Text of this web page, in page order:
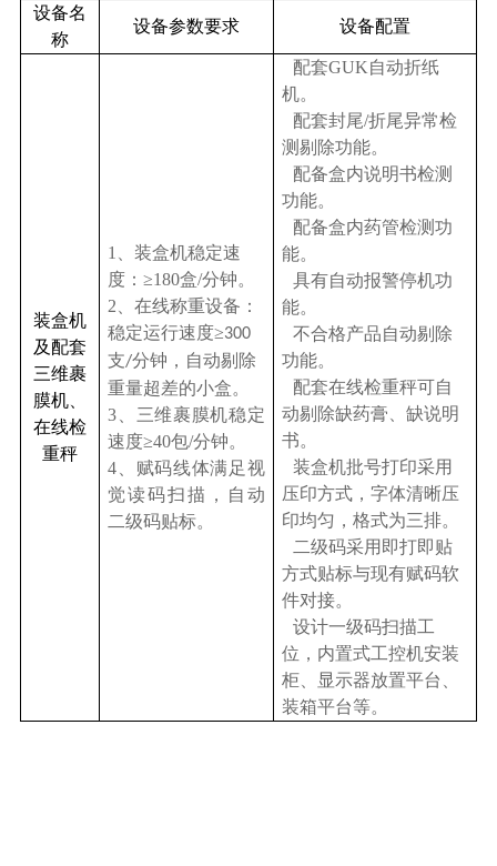
设备名
称
设备参数要求 设备配置
装盒机
及配套
三维裹
膜机、
在线检
重秤
1
、装盒机稳定速
度：≥180盒/分钟。
2 、在线称重设备：
稳定运行速度≥300
支/分钟， 自动剔除
重量超差的小盒。
3 、三维裹膜机稳定
速度≥40包/分钟。
4 、赋码线体满足视
觉读码扫描，自动
二级码贴标。
配套GUK自动折纸
机。
配套封尾/折尾异常检
测剔除功能。
配备盒内说明书检测
功能。
配备盒内药管检测功
能。
具有自动报警停机功
能。
不合格产品自动剔除
功能。
配套在线检重秤可自
动剔除缺药膏、缺说明
书。
装盒机批号打印采用
压印方式，字体清晰压
印均匀，格式为三排。
二级码采用即打即贴
方式贴标与现有赋码软
件对接。
设计一级码扫描工
位，内置式工控机安装
柜、显示器放置平台、
装箱平台等。